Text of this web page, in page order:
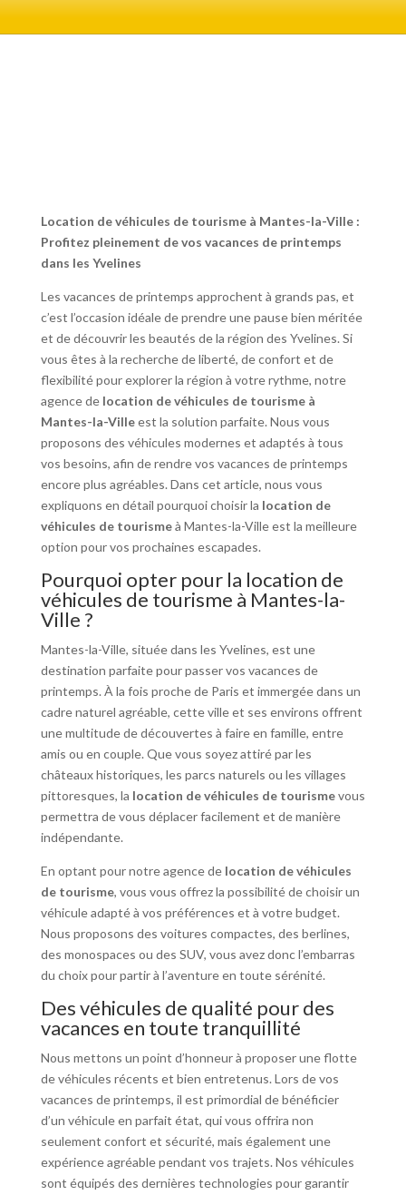
Location de véhicules de tourisme à Mantes-la-Ville :
Profitez pleinement de vos vacances de printemps
dans les Yvelines
Les vacances de printemps approchent à grands pas, et
c’est l’occasion idéale de prendre une pause bien méritée
et de découvrir les beautés de la région des Yvelines. Si
vous êtes à la recherche de liberté, de confort et de
flexibilité pour explorer la région à votre rythme, notre
agence de location de véhicules de tourisme à
Mantes-la-Villeest la solution parfaite. Nous vous
proposons des véhicules modernes et adaptés à tous
vos besoins, afin de rendre vos vacances de printemps
encore plus agréables. Dans cet article, nous vous
expliquons en détail pourquoi choisir la location de
véhicules de tourismeà Mantes-la-Ville est la meilleure
option pour vos prochaines escapades.
Pourquoi opter pour la location de
véhicules de tourisme à Mantes-la-
Ville ?
Mantes-la-Ville, située dans les Yvelines, est une
destination parfaite pour passer vos vacances de
printemps. À la fois proche de Paris et immergée dans un
cadre naturel agréable, cette ville et ses environs offrent
une multitude de découvertes à faire en famille, entre
amis ou en couple. Que vous soyez attiré par les
châteaux historiques, les parcs naturels ou les villages
pittoresques, la location de véhicules de tourismevous
permettra de vous déplacer facilement et de manière
indépendante.
En optant pour notre agence de location de véhicules
de tourisme, vous vous offrez la possibilité de choisir un
véhicule adapté à vos préférences et à votre budget.
Nous proposons des voitures compactes, des berlines,
des monospaces ou des SUV, vous avez donc l’embarras
du choix pour partir à l’aventure en toute sérénité.
Des véhicules de qualité pour des
vacances en toute tranquillité
Nous mettons un point d’honneur à proposer une flotte
de véhicules récents et bien entretenus. Lors de vos
vacances de printemps, il est primordial de bénéficier
d’un véhicule en parfait état, qui vous offrira non
seulement confort et sécurité, mais également une
expérience agréable pendant vos trajets. Nos véhicules
sont équipés des dernières technologies pour garantir